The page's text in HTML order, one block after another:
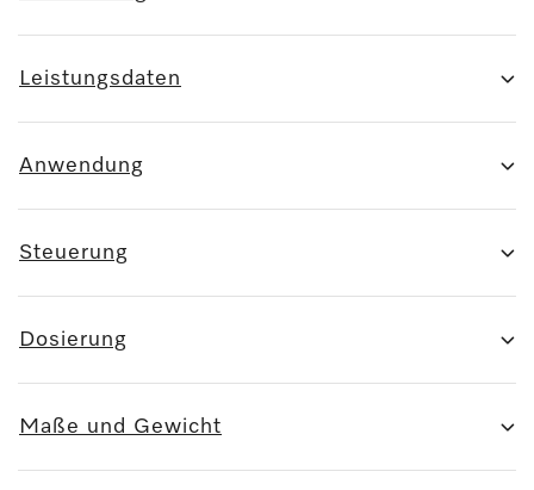
Leistungsdaten
Anwendung
Steuerung
Dosierung
Maße und Gewicht